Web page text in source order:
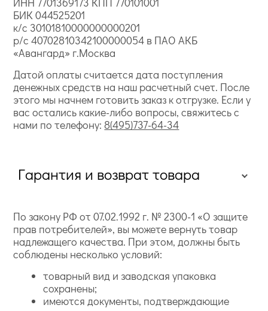
БИК 044525201
к/с 30101810000000000201
р/с 40702810342100000054 в ПАО АКБ
«Авангард» г.Москва
Датой оплаты считается дата поступления
денежных средств на наш расчетный счет. После
этого мы начнем готовить заказ к отгрузке. Если у
вас остались какие-либо вопросы, свяжитесь с
нами по телефону: 8(495)737-64-34
Гарантия и возврат товара
По закону РФ от 07.02.1992 г. № 2300-1 «О защите
прав потребителей», вы можете вернуть товар
надлежащего качества. При этом, должны быть
соблюдены несколько условий:
товарный вид и заводская упаковка
сохранены;
имеются документы, подтверждающие